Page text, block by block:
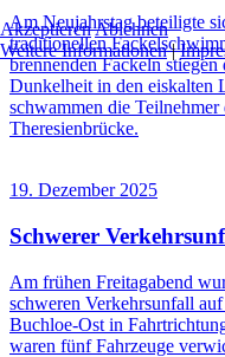
Am Neujahrstag beteiligte
traditionellen
brennenden Fackeln
Dunkelheit in den eiskalten
schwammen die
Theresienbrücke.
19. Dezember 2025
Schwerer
Am frühen Freitagabend
schweren Verkehrsunfall
Buchloe-Ost in
waren fünf Fahrzeuge
AkzeptierenAblehnen
Weitere Informationen|